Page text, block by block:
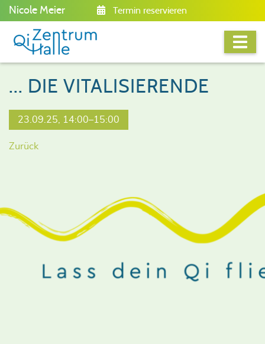
Nicole Meier Termin reservieren
... DIE VITALISIERENDE
23.09.25, 14:00–15:00
Zurück